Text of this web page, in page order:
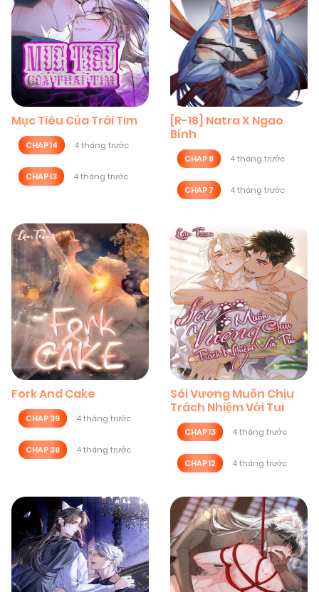
Mục Tiêu Của Trái Tim
CHAP 14 4 tháng trước
CHAP 13 4 tháng trước
[R-18] Natra X Ngao
Bính
CHAP 8 4 tháng trước
CHAP 7 4 tháng trước
Fork And Cake
CHAP 39 4 tháng trước
CHAP 38 4 tháng trước
Sói Vương Muốn Chịu
Trách Nhiệm Với Tui
CHAP 13 4 tháng trước
CHAP 12 4 tháng trước